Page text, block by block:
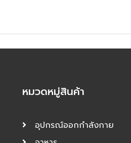
หมวดหมู่สินค้า
อุปกรณ์ออกกำลังกาย